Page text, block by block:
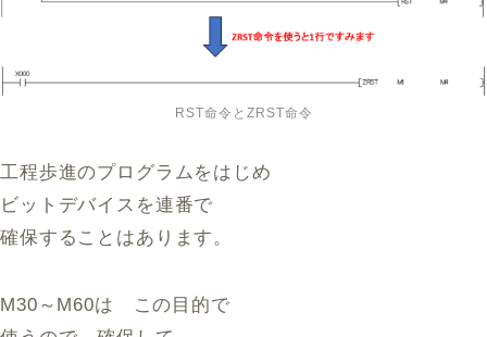
RST命令とZRST命令
工程歩進のプログラムをはじめ
ビットデバイスを連番で
確保することはあります。
M30～M60は この目的で